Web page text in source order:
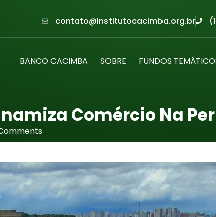
contato@institutocacimba.org.br
BANCO CACIMBA SOBRE FUNDOS
Comércio Na